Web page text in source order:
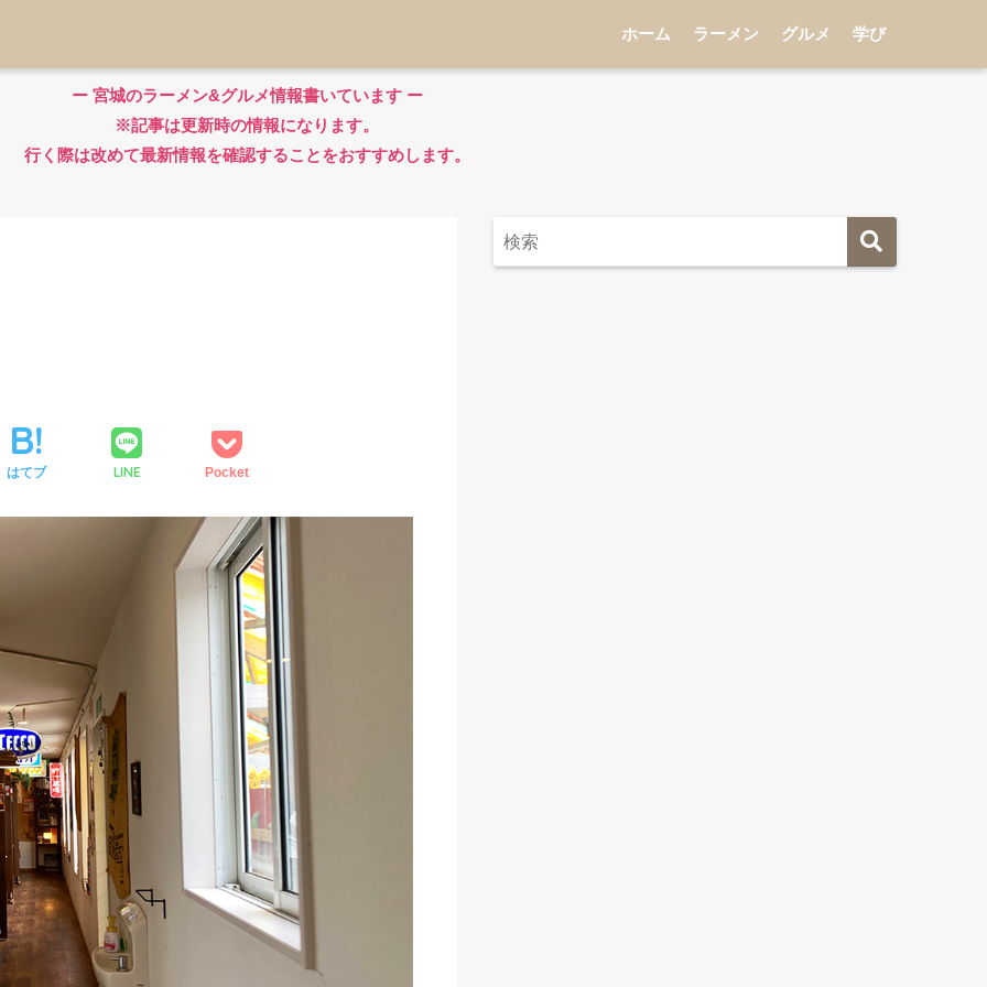
ホーム ラーメン グルメ 学び
ー 宮城のラーメン&グルメ情報書いています ー
※記事は更新時の情報になります。
行く際は改めて最新情報を確認することをおすすめします。
はてブ LINE Pocket